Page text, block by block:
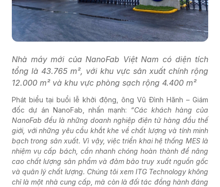
Nhà máy mới của NanoFab Việt Nam có diện tích
tổng là 43.765 m², với khu vực sản xuất chính rộng
12.000 m² và khu vực phòng sạch rộng 4.400 m²
Phát biểu tại buổi lễ khởi động, ông Vũ Đình Hãnh – Giám
đốc dự án NanoFab, nhấn mạnh: “Các khách hàng của
NanoFab đều là những doanh nghiệp điện tử hàng đầu thế
giới, với những yêu cầu khắt khe về chất lượng và tính minh
bạch trong sản xuất. Vì vậy, việc triển khai hệ thống MES là
nhiệm vụ cấp bách, cần nhanh chóng hoàn thành để nâng
cao chất lượng sản phẩm và đảm bảo truy xuất nguồn gốc
và quản lý chất lượng. Chúng tôi xem ITG Technology không
chỉ là một nhà cung cấp, mà còn là đối tác đồng hành đáng